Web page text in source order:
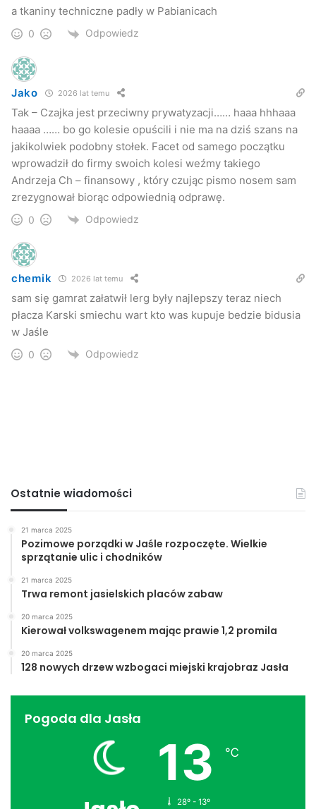
a tkaniny techniczne padły w Pabianicach
0 Odpowiedz
Jako 2026 lat temu
Tak – Czajka jest przeciwny prywatyzacji…… haaa hhhaaa
haaaa …… bo go kolesie opuścili i nie ma na dziś szans na
jakikolwiek podobny stołek. Facet od samego początku
wprowadził do firmy swoich kolesi weźmy takiego
Andrzeja Ch – finansowy , który czując pismo nosem sam
zrezygnował biorąc odpowiednią odprawę.
0 Odpowiedz
chemik 2026 lat temu
sam się gamrat załatwił lerg były najlepszy teraz niech
płacza Karski smiechu wart kto was kupuje bedzie bidusia
w Jaśle
0 Odpowiedz
Ostatnie wiadomości
21 marca 2025
Pozimowe porządki w Jaśle rozpoczęte. Wielkie
sprzątanie ulic i chodników
21 marca 2025
Trwa remont jasielskich placów zabaw
20 marca 2025
Kierował volkswagenem mając prawie 1,2 promila
20 marca 2025
128 nowych drzew wzbogaci miejski krajobraz Jasła
Pogoda dla Jasła
13 ℃
28º - 13º